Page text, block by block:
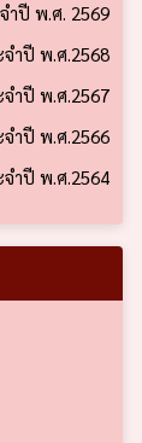
ำปี พ.ศ. 2569
ำปี พ.ศ.2568
ำปี พ.ศ.2567
ำปี พ.ศ.2566
ำปี พ.ศ.2564